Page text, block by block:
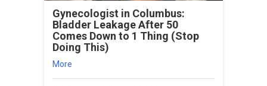
Gynecologist in Columbus:
Bladder Leakage After 50
Comes Down to 1 Thing (Stop
Doing This)
More